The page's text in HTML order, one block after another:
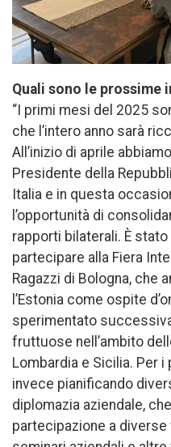
Quali sono le prossime
“I primi mesi del 2025
che l’intero anno sarà
All’inizio di aprile
Presidente della
Italia e in questa
l’opportunità di
rapporti bilaterali. È
partecipare alla Fiera
Ragazzi di Bologna, che
l’Estonia come ospite
sperimentato
fruttuose nell’ambito
Lombardia e Sicilia. Per
invece pianificando
diplomazia aziendale,
partecipazione a diverse